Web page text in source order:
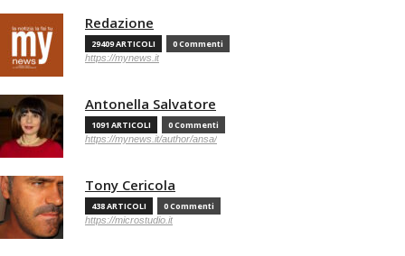
Redazione
29409 ARTICOLI 0 Commenti
https://mynews.it
Antonella Salvatore
1091 ARTICOLI 0 Commenti
https://mynews.it/author/ansa/
Tony Cericola
438 ARTICOLI 0 Commenti
https://microstudio.it